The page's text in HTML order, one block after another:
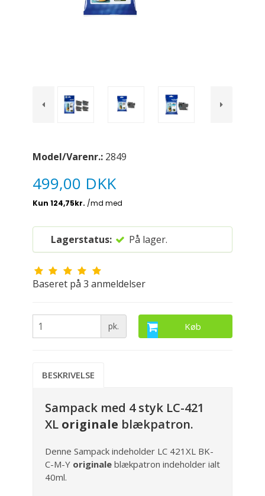
Model/Varenr.: 2849
499,00 DKK
Lagerstatus: På lager.
Baseret på 3 anmeldelser
pk. Køb
BESKRIVELSE
Sampack med 4 styk LC-421
XL originale blækpatron.
Denne Sampack indeholder LC 421XL BK-
C-M-Y originale blækpatron indeholder ialt
40ml.